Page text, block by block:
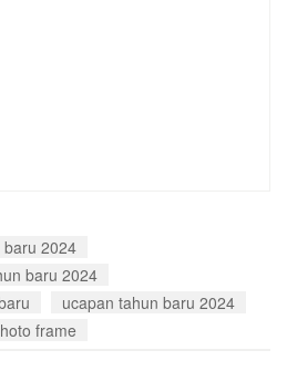
2024
baru 2024
ucapan tahun baru 2024
frame